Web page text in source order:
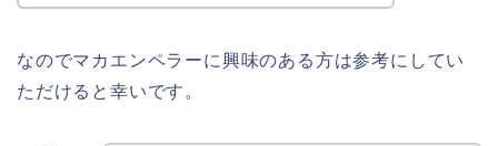
なのでマカエンペラーに興味のある方は参考にしてい
ただけると幸いです。